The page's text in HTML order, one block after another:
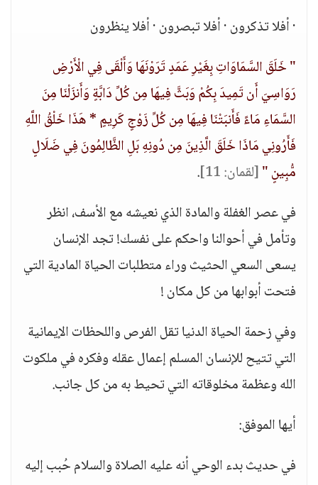
· أفلا تذكرون · أفلا تبصرون · أفلا ينظرون
" خَلَقَ السَّمَاوَاتِ بِغَيْرِ عَمَدٍ تَرَوْنَهَا وَأَلْقَى فِي الْأَرْضِ
رَوَاسِيَ أَن تَمِيدَ بِكُمْ وَبَثَّ فِيهَا مِن كُلِّ دَابَّةٍ وَأَنزَلْنَا مِنَ
السَّمَاءِ مَاءً فَأَنبَتْنَا فِيهَا مِن كُلِّ زَوْجٍ كَرِيمٍ * هَذَا خَلْقُ اللَّهِ
فَأَرُونِي مَاذَا خَلَقَ الَّذِينَ مِن دُونِهِ بَلِ الظَّالِمُونَ فِي ضَلَالٍ
مُّبِينٍ "[لقمان: 11]
.
في عصر الغفلة والمادة الذي نعيشه مع الأسف، انظر
وتأمل في أحوالنا واحكم على نفسك! تجد الإنسان
يسعى السعي الحثيث وراء متطلبات الحياة المادية التي
فتحت أبوابها من كل مكان !
وفي زحمة الحياة الدنيا تقل الفرص واللحظات الإيمانية
التي تتيح للإنسان المسلم إعمال عقله وفكره في ملكوت
الله وعظمة مخلوقاته التي تحيط به من كل جانب.
أيها الموفق:
في حديث بدء الوحي أنه عليه الصلاة والسلام حُبب إليه